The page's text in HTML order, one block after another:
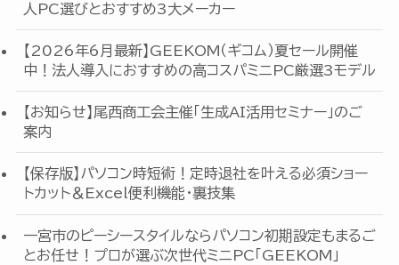
人PC選びとおすすめ3大メーカー
【2026年6月最新】GEEKOM（ギコム）夏セール開催
中！法人導入におすすめの高コスパミニPC厳選3モデル
【お知らせ】尾西商工会主催「生成AI活用セミナー」のご
案内
【保存版】パソコン時短術！定時退社を叶える必須ショー
トカット＆Excel便利機能・裏技集
一宮市のピーシースタイルならパソコン初期設定もまるご
とお任せ！プロが選ぶ次世代ミニPC「GEEKOM」